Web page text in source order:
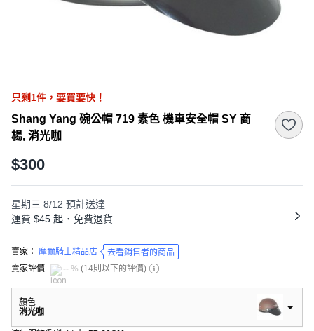
只剩1件， 要買要快！
Shang Yang 碗公帽 719 素色 機車安全帽 SY 商
楊, 消光咖
$300
星期三 8/12 預計送達
運費 $45 起 ･ 免費退貨
賣家： 摩爾騎士精品店
去看銷售者的商品
賣家評價
-- % (14則以下的評價)
顏色
消光咖